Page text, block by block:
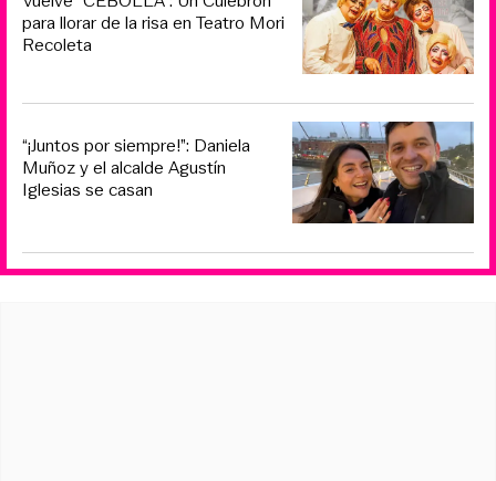
para llorar de la risa en Teatro Mori
Recoleta
“¡Juntos por siempre!”: Daniela
Muñoz y el alcalde Agustín
Iglesias se casan